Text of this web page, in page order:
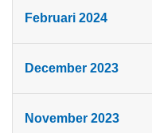
Februari 2024
December 2023
November 2023